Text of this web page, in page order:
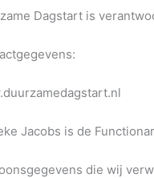
Dagstart is
Jacobs is de
die wij